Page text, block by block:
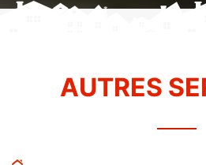
AUTRES